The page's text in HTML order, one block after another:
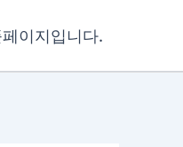
이지입니다.